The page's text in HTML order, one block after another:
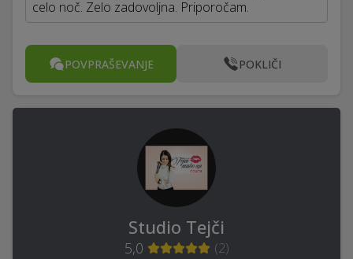
celo noč. Zelo zadovoljna. Priporočam.
POVPRAŠEVANJE POKLIČI
Studio Tejči
5,0 (2)